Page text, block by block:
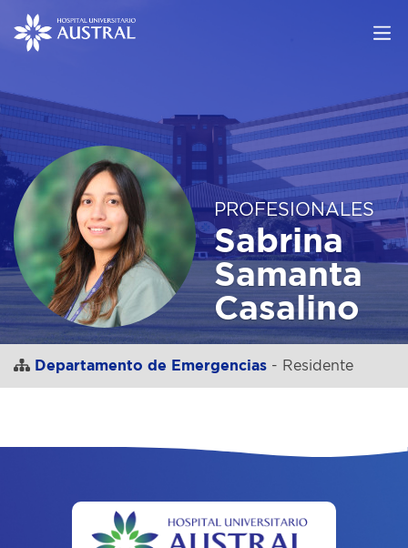
PROFESIONALES
Sabrina
Samanta
Casalino
Departamento de Emergencias - Residente